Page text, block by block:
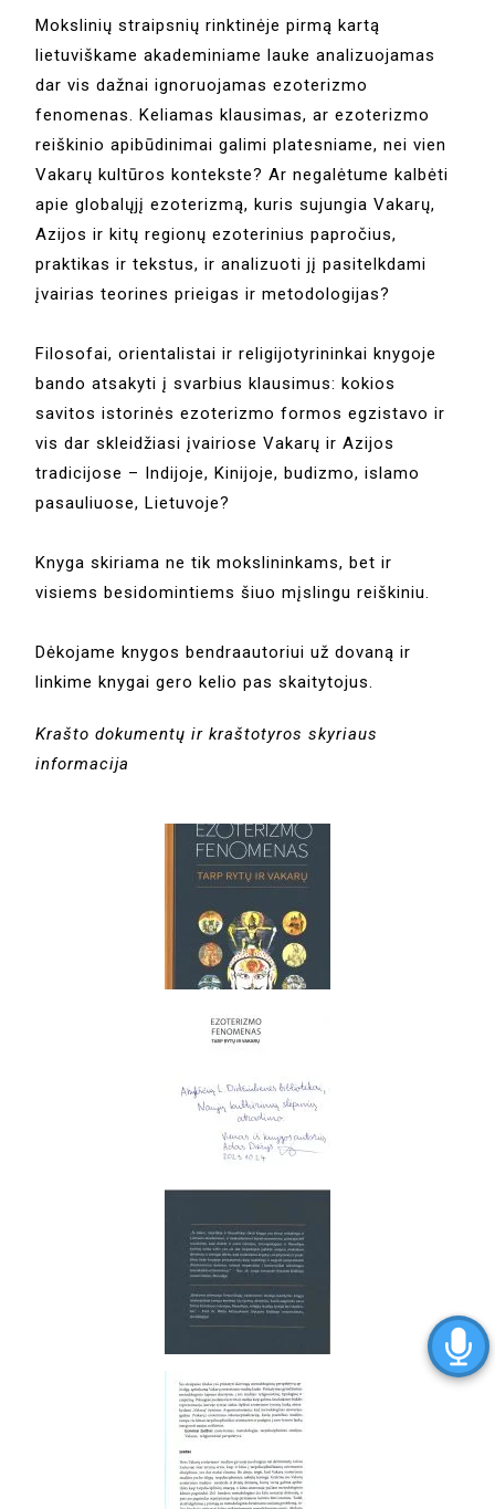
Mokslinių straipsnių rinktinėje pirmą kartą
lietuviškame akademiniame lauke analizuojamas
dar vis dažnai ignoruojamas ezoterizmo
fenomenas. Keliamas klausimas, ar ezoterizmo
reiškinio apibūdinimai galimi platesniame, nei vien
Vakarų kultūros kontekste? Ar negalėtume kalbėti
apie globalųjį ezoterizmą, kuris sujungia Vakarų,
Azijos ir kitų regionų ezoterinius papročius,
praktikas ir tekstus, ir analizuoti jį pasitelkdami
įvairias teorines prieigas ir metodologijas?
Filosofai, orientalistai ir religijotyrininkai knygoje
bando atsakyti į svarbius klausimus: kokios
savitos istorinės ezoterizmo formos egzistavo ir
vis dar skleidžiasi įvairiose Vakarų ir Azijos
tradicijose – Indijoje, Kinijoje, budizmo, islamo
pasauliuose, Lietuvoje?
Knyga skiriama ne tik mokslininkams, bet ir
visiems besidomintiems šiuo mįslingu reiškiniu.
Dėkojame knygos bendraautoriui už dovaną ir
linkime knygai gero kelio pas skaitytojus.
Krašto dokumentų ir kraštotyros skyriaus
informacija